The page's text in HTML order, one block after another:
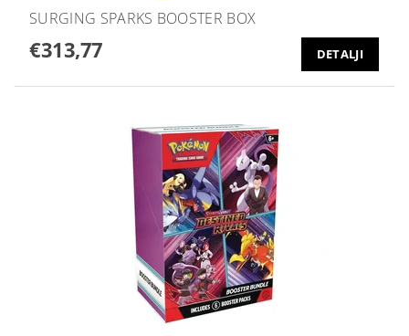
SURGING SPARKS BOOSTER BOX
€313,77 DETALJI